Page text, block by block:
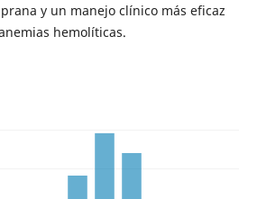
y un manejo clínico más eficaz
hemolíticas.